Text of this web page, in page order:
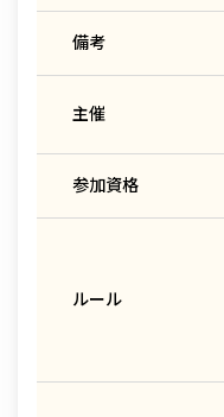
備考
主催
参加資格
ルール